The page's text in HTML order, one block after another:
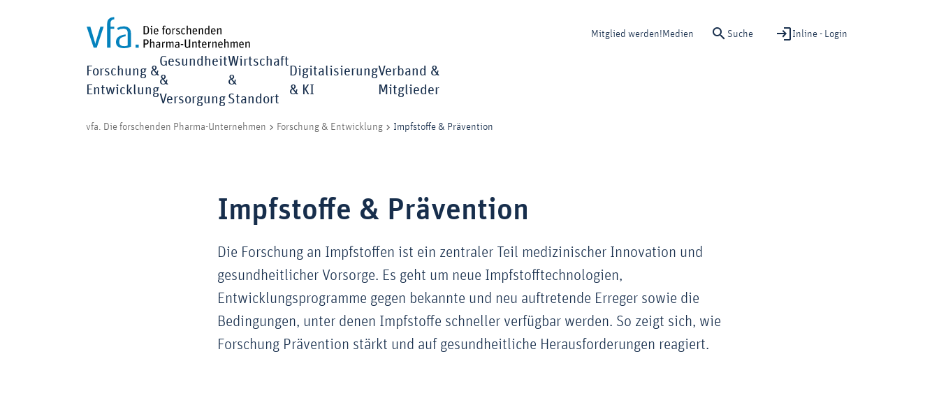
Mitglied werden! Medien Suche Inline - Login
Forschung &
Entwicklung
Gesundheit
&
Versorgung
Wirtschaft
&
Standort
Digitalisierung
& KI
Verband &
Mitglieder
vfa. Die forschenden Pharma-Unternehmen Forschung & Entwicklung Impfstoffe & Prävention
Impfstoffe & Prävention
Die Forschung an Impfstoffen ist ein zentraler Teil medizinischer Innovation und
gesundheitlicher Vorsorge. Es geht um neue Impfstofftechnologien,
Entwicklungsprogramme gegen bekannte und neu auftretende Erreger sowie die
Bedingungen, unter denen Impfstoffe schneller verfügbar werden. So zeigt sich, wie
Forschung Prävention stärkt und auf gesundheitliche Herausforderungen reagiert.